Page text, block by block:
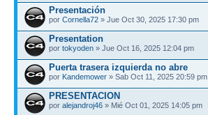
Presentación
por Cornella72 » Jue Oct 30, 2025 17:30 pm
Presentation
por tokyoden » Jue Oct 16, 2025 12:04 pm
Puerta trasera izquierda no abre
por Kandemower » Sab Oct 11, 2025 20:59 pm
PRESENTACION
por alejandroj46 » Mié Oct 01, 2025 14:05 pm